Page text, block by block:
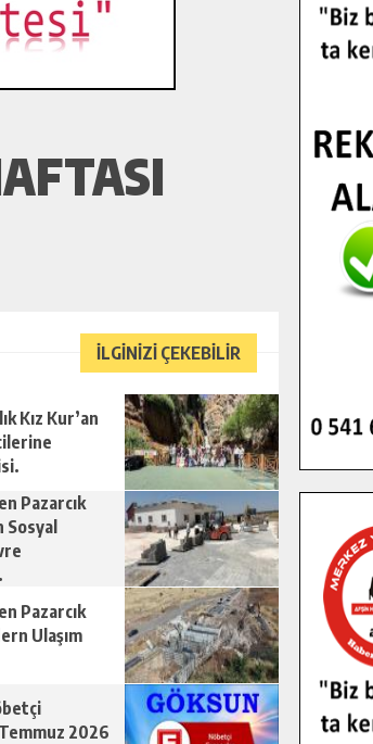
İLGİNİZİ ÇEKEBİLİR
Kız Kur’an
Pazarcık
Sosyal
Pazarcık
Ulaşım
2026